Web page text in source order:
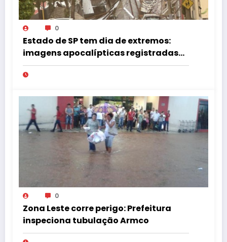
0
Estado de SP tem dia de extremos:
imagens apocalípticas registradas
na região
0
Zona Leste corre perigo: Prefeitura
inspeciona tubulação Armco